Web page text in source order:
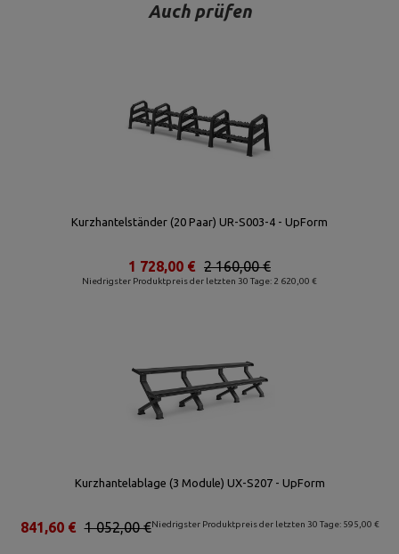
Auch prüfen
Kurzhantelständer (20 Paar) UR-S003-4 - UpForm
Niedrigster Produktpreis der letzten 30 Tage: 2 620,00 €
2 160,00 €
1 728,00 €
Kurzhantelablage (3 Module) UX-S207 - UpForm
Niedrigster Produktpreis der letzten 30 Tage: 595,00 €
1 052,00 €
841,60 €